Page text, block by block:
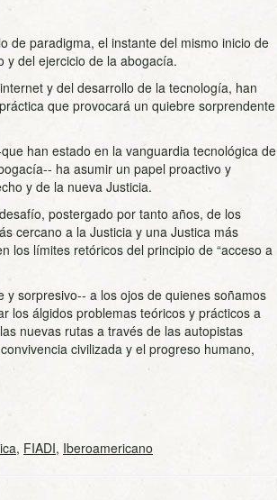
de paradigma, el instante del mismo inicio de
y del ejercicio de la abogacía.
y del desarrollo de la tecnología, han
que provocará un quiebre sorprendente
han estado en la vanguardia tecnológica de
­‐ ha asumir un papel proactivo y
y de la nueva Justicia.
postergado por tanto años, de los
cercano a la Justicia y una Justica más
los límites retóricos del principio de “acceso a
sorpresivo-­‐ a los ojos de quienes soñamos
los álgidos problemas teóricos y prácticos a
nuevas rutas a través de las autopistas
civilizada y el progreso humano,
, FIADI, Iberoamericano